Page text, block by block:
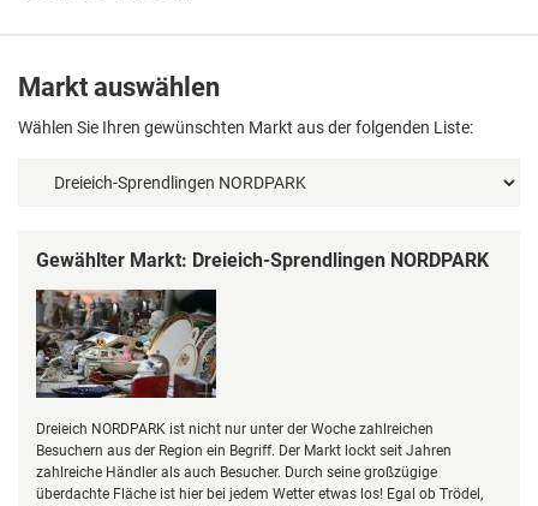
Markt auswählen
Wählen Sie Ihren gewünschten Markt aus der folgenden Liste:
Gewählter Markt: Dreieich-Sprendlingen NORDPARK
Dreieich NORDPARK ist nicht nur unter der Woche zahlreichen
Besuchern aus der Region ein Begriff. Der Markt lockt seit Jahren
zahlreiche Händler als auch Besucher. Durch seine großzügige
überdachte Fläche ist hier bei jedem Wetter etwas los! Egal ob Trödel,